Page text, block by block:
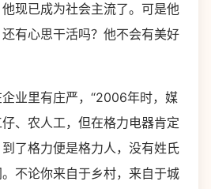
现已成为社会主流了。可是他
有心思干活吗？他不会有美好
业里有庄严，“2006年时，媒
、农人工，但在格力电器肯定
了格力便是格力人，没有姓氏
不论你来自于乡村，来自于城